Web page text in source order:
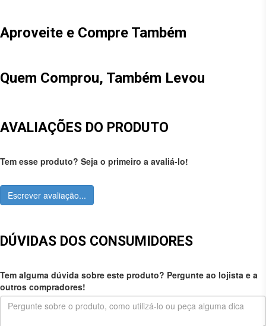
Aproveite e Compre Também
Quem Comprou, Também Levou
AVALIAÇÕES DO PRODUTO
Tem esse produto? Seja o primeiro a avaliá-lo!
Escrever avaliação...
DÚVIDAS DOS CONSUMIDORES
Tem alguma dúvida sobre este produto? Pergunte ao lojista e a
outros compradores!